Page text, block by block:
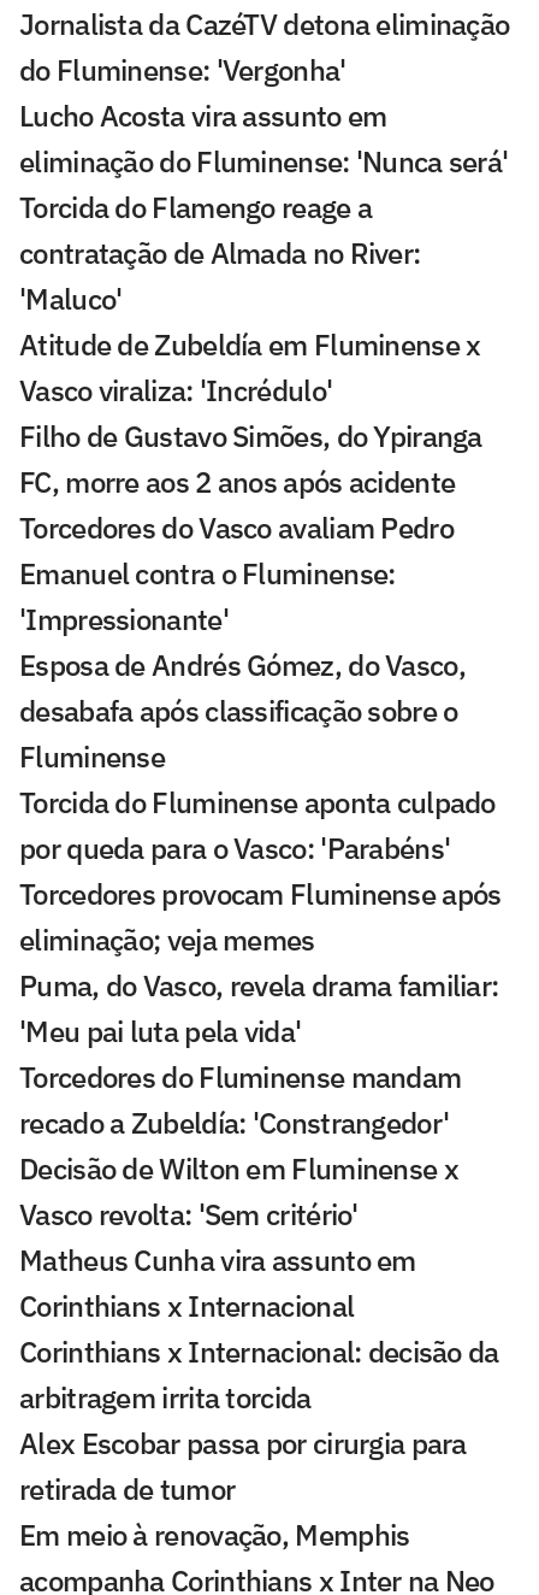
Jornalista da CazéTV detona eliminação
do Fluminense: 'Vergonha'
Lucho Acosta vira assunto em
eliminação do Fluminense: 'Nunca será'
Torcida do Flamengo reage a
contratação de Almada no River:
'Maluco'
Atitude de Zubeldía em Fluminense x
Vasco viraliza: 'Incrédulo'
Filho de Gustavo Simões, do Ypiranga
FC, morre aos 2 anos após acidente
Torcedores do Vasco avaliam Pedro
Emanuel contra o Fluminense:
'Impressionante'
Esposa de Andrés Gómez, do Vasco,
desabafa após classificação sobre o
Fluminense
Torcida do Fluminense aponta culpado
por queda para o Vasco: 'Parabéns'
Torcedores provocam Fluminense após
eliminação; veja memes
Puma, do Vasco, revela drama familiar:
'Meu pai luta pela vida'
Torcedores do Fluminense mandam
recado a Zubeldía: 'Constrangedor'
Decisão de Wilton em Fluminense x
Vasco revolta: 'Sem critério'
Matheus Cunha vira assunto em
Corinthians x Internacional
Corinthians x Internacional: decisão da
arbitragem irrita torcida
Alex Escobar passa por cirurgia para
retirada de tumor
Em meio à renovação, Memphis
acompanha Corinthians x Inter na Neo